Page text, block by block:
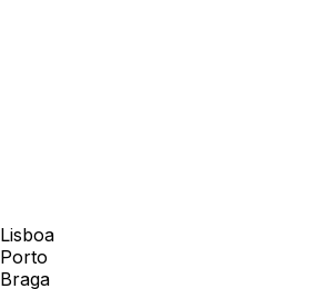
Lisboa
Porto
Braga